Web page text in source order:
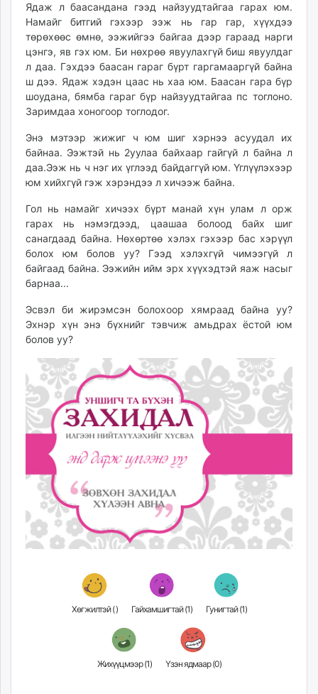
shudarga.mn
shuurhai.mn
unuudur.mn
isee.mn
mglradio.com
fact.mn
itoim.mn
tumen.mn
shuum.mn
times.mn
tvmongolia.mn
mass.mn
unegui.mn
assa.mn
toim.mn
tac.mn
unread.today
Ядаж л баасандана гээд найзуудтайгаа гарах юм.
Намайг битгий гэхээр ээж нь гар гар, хүүхдээ
төрөхөөс өмнө, ээжийгээ байгаа дээр гараад нарги
цэнгэ, яв гэх юм. Би нөхрөө явуулахгүй биш явуулдаг
л даа. Гэхдээ баасан гараг бүрт гаргамааргүй байна
ш дээ. Ядаж хэдэн цаас нь хаа юм. Баасан гара бүр
шоудана, бямба гараг бүр найзуудтайгаа пс тоглоно.
Заримдаа хоногоор тоглодог.
Энэ мэтээр жижиг ч юм шиг хэрнээ асуудал их
байнаа. Ээжтэй нь 2уулаа байхаар гайгүй л байна л
даа.Ээж нь ч нэг их үглээд байдаггүй юм. Үглүүлэхээр
юм хийхгүй гэж хэрэндээ л хичээж байна.
Гол нь намайг хичээх бүрт манай хүн улам л орж
гарах нь нэмэгдээд, цаашаа болоод байх шиг
санагдаад байна. Нөхөртөө хэлэх гэхээр бас хэрүүл
болох юм болов уу? Гээд хэлэхгүй чимээгүй л
байгаад байна. Ээжийн ийм эрх хүүхэдтэй яаж насыг
барнаа...
Эсвэл би жирэмсэн болохоор хямраад байна уу?
Эхнэр хүн энэ бүхнийг тэвчиж амьдрах ёстой юм
болов уу?
Хөгжилтэй () Гайхамшигтай (1) Гунигтай (1)
Жихүүцмээр (1) Үзэн ядмаар (0)